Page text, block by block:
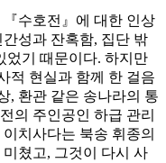
수호전』에 대한 인상
성과 잔혹함, 집단 밖
었기 때문이다. 하지만
적 현실과 함께 한 걸음
, 환관 같은 송나라의 통
의 주인공인 하급 관리
치사다는 북송 휘종의
쳤고, 그것이 다시 사